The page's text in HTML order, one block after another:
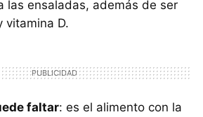
las ensaladas, además de ser
vitamina D.
faltar: es el alimento con la